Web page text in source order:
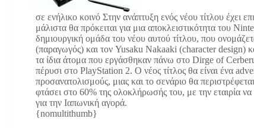
σε ενήλικο κοινό Στην ανάπτυξη ενός νέου τίτλου έχει
μάλιστα θα πρόκειται για μια αποκλειστικότητα του
δημιουργική ομάδα του νέου αυτού τίτλου, που
(παραγωγός) και τον Yusaku Nakaaki (character design)
τα ίδια άτομα που εργάσθηκαν πάνω στο Dirge of
πέρυσι στο PlayStation 2. Ο νέος τίτλος θα είναι ένα
προσανατολισμούς, μιας και το σενάριο θα
φτάσει στο 60% της ολοκλήρωσής του, με την εταιρία να
για την Ιαπωνική αγορά.
{nomultithumb}